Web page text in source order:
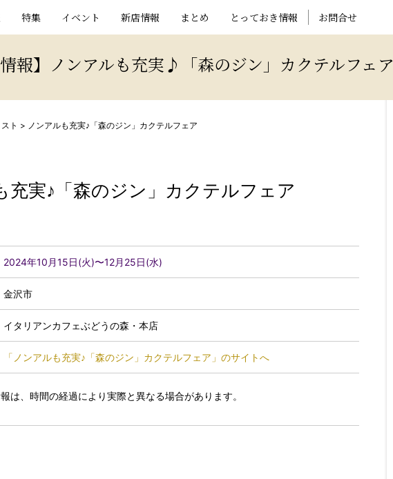
特集 イベント 新店情報 まとめ とっておき情報 お問合せ
情報】ノンアルも充実♪「森のジン」カクテルフェア
ト > ノンアルも充実♪「森のジン」カクテルフェア
充実♪「森のジン」カクテルフェア
2024年10月15日(火)〜12月25日(水)
金沢市
イタリアンカフェぶどうの森・本店
「ノンアルも充実♪「森のジン」カクテルフェア」のサイトへ
は、時間の経過により実際と異なる場合があります。